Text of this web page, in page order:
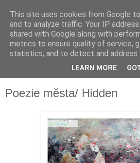
Poezie města/ Hidden
This site uses cookies from Google
and to analyze traffic. Your IP
shared with Google along with
metrics to ensure quality of service,
statistics, and to detect and address
LEARN MORE